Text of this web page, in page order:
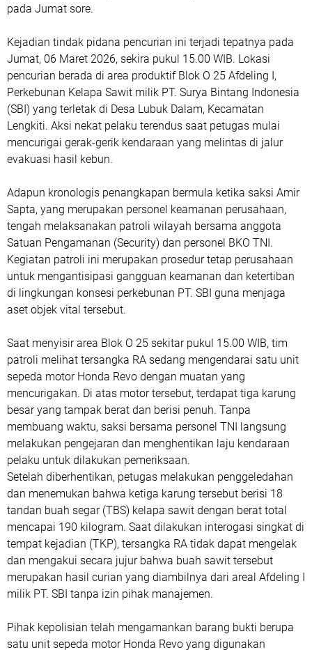
pada Jumat sore.
Kejadian tindak pidana pencurian ini terjadi tepatnya pada
Jumat, 06 Maret 2026, sekira pukul 15.00 WIB. Lokasi
pencurian berada di area produktif Blok O 25 Afdeling I,
Perkebunan Kelapa Sawit milik PT. Surya Bintang Indonesia
(SBI) yang terletak di Desa Lubuk Dalam, Kecamatan
Lengkiti. Aksi nekat pelaku terendus saat petugas mulai
mencurigai gerak-gerik kendaraan yang melintas di jalur
evakuasi hasil kebun.
Adapun kronologis penangkapan bermula ketika saksi Amir
Sapta, yang merupakan personel keamanan perusahaan,
tengah melaksanakan patroli wilayah bersama anggota
Satuan Pengamanan (Security) dan personel BKO TNI.
Kegiatan patroli ini merupakan prosedur tetap perusahaan
untuk mengantisipasi gangguan keamanan dan ketertiban
di lingkungan konsesi perkebunan PT. SBI guna menjaga
aset objek vital tersebut.
Saat menyisir area Blok O 25 sekitar pukul 15.00 WIB, tim
patroli melihat tersangka RA sedang mengendarai satu unit
sepeda motor Honda Revo dengan muatan yang
mencurigakan. Di atas motor tersebut, terdapat tiga karung
besar yang tampak berat dan berisi penuh. Tanpa
membuang waktu, saksi bersama personel TNI langsung
melakukan pengejaran dan menghentikan laju kendaraan
pelaku untuk dilakukan pemeriksaan.
Setelah diberhentikan, petugas melakukan penggeledahan
dan menemukan bahwa ketiga karung tersebut berisi 18
tandan buah segar (TBS) kelapa sawit dengan berat total
mencapai 190 kilogram. Saat dilakukan interogasi singkat di
tempat kejadian (TKP), tersangka RA tidak dapat mengelak
dan mengakui secara jujur bahwa buah sawit tersebut
merupakan hasil curian yang diambilnya dari areal Afdeling I
milik PT. SBI tanpa izin pihak manajemen.
Pihak kepolisian telah mengamankan barang bukti berupa
satu unit sepeda motor Honda Revo yang digunakan